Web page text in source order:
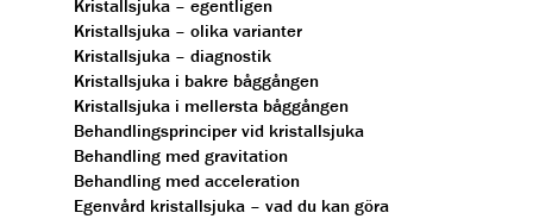
Kristallsjuka – egentligen
Kristallsjuka – olika varianter
Kristallsjuka – diagnostik
Kristallsjuka i bakre båggången
Kristallsjuka i mellersta båggången
Behandlingsprinciper vid kristallsjuka
Behandling med gravitation
Behandling med acceleration
Egenvård kristallsjuka – vad du kan göra